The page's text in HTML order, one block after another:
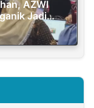
AZWI
Jadi